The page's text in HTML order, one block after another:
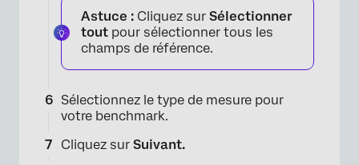
Astuce : Cliquez sur Sélectionner
tout pour sélectionner tous les
champs de référence.
Sélectionnez le type de mesure pour
votre benchmark.
Cliquez sur Suivant.